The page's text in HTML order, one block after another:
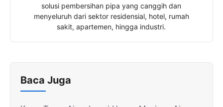
solusi pembersihan pipa yang canggih dan
menyeluruh dari sektor residensial, hotel, rumah
sakit, apartemen, hingga industri.
Baca Juga